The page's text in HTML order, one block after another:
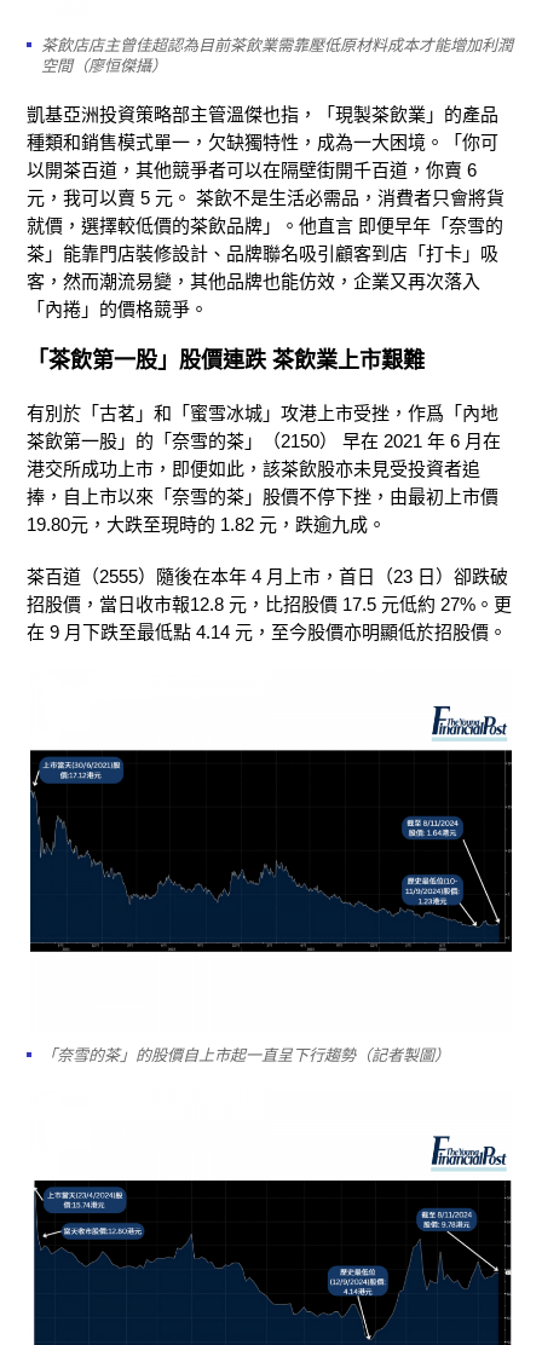
茶飲店店主曾佳超認為目前茶飲業需靠壓低原材料成本才能增加利潤
空間（廖恒傑攝）
凱基亞洲投資策略部主管溫傑也指，「現製茶飲業」的產品
種類和銷售模式單一，欠缺獨特性，成為一大困境。「你可
以開茶百道，其他競爭者可以在隔壁街開千百道，你賣 6
元，我可以賣 5 元。 茶飲不是生活必需品，消費者只會將貨
就價，選擇較低價的茶飲品牌」。他直言 即便早年「奈雪的
茶」能靠門店裝修設計、品牌聯名吸引顧客到店「打卡」吸
客，然而潮流易變，其他品牌也能仿效，企業又再次落入
「內捲」的價格競爭。
「茶飲第一股」股價連跌 茶飲業上市艱難
有別於「古茗」和「蜜雪冰城」攻港上市受挫，作爲「內地
茶飲第一股」的「奈雪的茶」（2150） 早在 2021 年 6 月在
港交所成功上市，即便如此，該茶飲股亦未見受投資者追
捧，自上市以來「奈雪的茶」股價不停下挫，由最初上市價
19.80元，大跌至現時的 1.82 元，跌逾九成。
茶百道（2555）隨後在本年 4 月上市，首日（23 日）卻跌破
招股價，當日收市報12.8 元，比招股價 17.5 元低約 27%。更
在 9 月下跌至最低點 4.14 元，至今股價亦明顯低於招股價。
「奈雪的茶」的股價自上市起一直呈下行趨勢（記者製圖）